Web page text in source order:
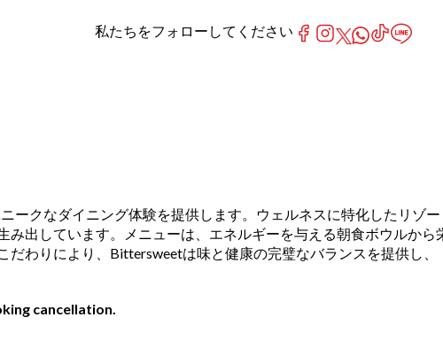
ークなダイニング体験を提供します。ウェルネスに特化したリゾー
出しています。メニューは、エネルギーを与える朝食ボウルから
わりにより、Bittersweetは味と健康の完璧なバランスを提供し、
cancellation.
私たちをフォローしてください